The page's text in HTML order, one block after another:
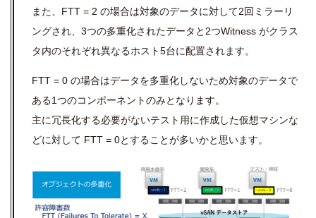
また、FTT = 2 の場合は対象のデータに対して2回ミラーリ
ングされ、3つの多重化されたデータと2つWitness がクラス
タ内のそれぞれ異なるホスト5台に配置されます。
FTT = 0 の場合はデータを多重化しないため対象のデータで
ある1つのコンポーネントのみとなります。
主に冗長化する必要がないテスト用に作成した仮想マシンな
どに対して FTT = 0とすることが多いかと思います。